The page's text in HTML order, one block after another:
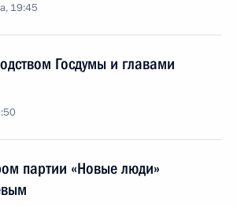
19:45
Госдумы и главами
партии «Новые люди»